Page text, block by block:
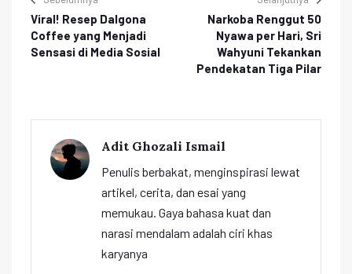
Viral! Resep Dalgona
Coffee yang Menjadi
Sensasi di Media Sosial
Narkoba Renggut 50
Nyawa per Hari, Sri
Wahyuni Tekankan
Pendekatan Tiga Pilar
Adit Ghozali Ismail
Penulis berbakat, menginspirasi lewat
artikel, cerita, dan esai yang
memukau. Gaya bahasa kuat dan
narasi mendalam adalah ciri khas
karyanya